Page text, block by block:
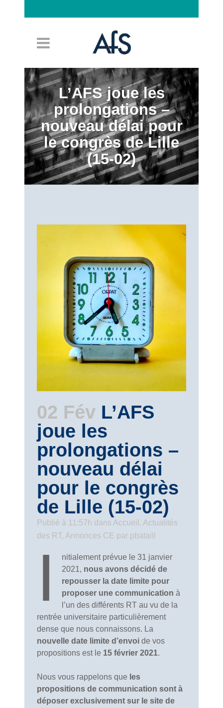
L’AFS joue les
prolongations –
nouveau délai pour
le congrès de Lille
(15-02)
02 Fév L’AFS
joue les
prolongations –
nouveau délai
pour le congrès
de Lille (15-02)
Publié à 11:57h dans Accueil , Actualités
des RT, Annonces CE par pbataill
I
nitialement prévue le 31 janvier
2021, nous avons décidé de
repousser la date limite pour
proposer une communication à
l’un des différents RT au vu de la
rentrée universitaire particulièrement
dense que nous connaissons. La
nouvelle date limite d’envoi de vos
propositions est le 15 février 2021.
Nous vous rappelons que les
propositions de communication sont à
déposer exclusivement sur le site de